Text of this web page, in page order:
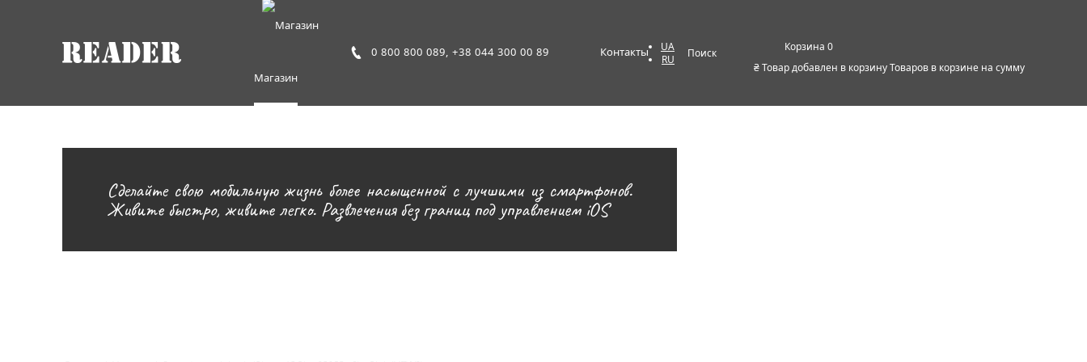
Магазин
0 800 800 089, +38 044 300 00 89 Контакты
UA
RU
Поиск
0
₴Товар добавлен в корзинуТоваров в корзине на сумму
Сделайте свою мобильную жизнь более насыщенной с лучшими из смартфонов.
Живите быстро, живите легко. Развлечения без границ под управлением iOS